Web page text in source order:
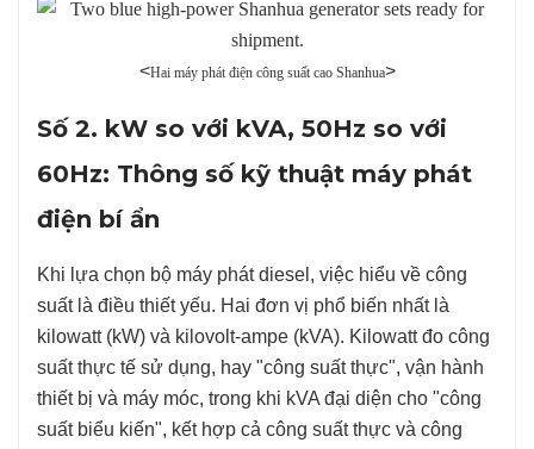
<Hai máy phát điện công suất cao Shanhua>
Số 2. kW so với kVA, 50Hz so với
60Hz: Thông số kỹ thuật máy phát
điện bí ẩn
Khi lựa chọn bộ máy phát diesel, việc hiểu về công
suất là điều thiết yếu. Hai đơn vị phổ biến nhất là
kilowatt (kW) và kilovolt-ampe (kVA). Kilowatt đo công
suất thực tế sử dụng, hay "công suất thực", vận hành
thiết bị và máy móc, trong khi kVA đại diện cho "công
suất biểu kiến", kết hợp cả công suất thực và công